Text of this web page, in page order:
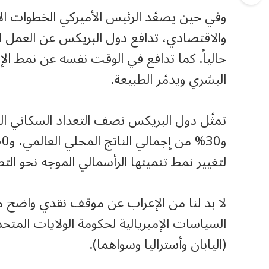
وفي حين يصعّد الرئيس الأميركي الخطوات
والاقتصادي، تدافع دول البريكس عن العمل
حالياً. كما تدافع في الوقت نفسه عن نمط
البشري ويدمّر الطبيعة.
لتغيير نمط تنميتها الرأسمالي الموجه نحو
لا بد لنا من الإعراب عن موقف نقدي واضح
السياسات الإمبريالية لحكومة الولايات
(اليابان وأستراليا وسواهما).